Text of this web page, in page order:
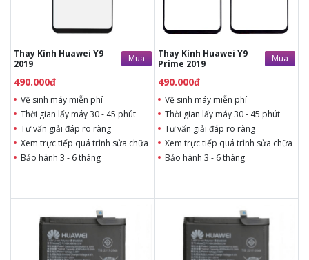
Thay Kính Huawei Y9
2019
Mua
490.000đ
Vệ sinh máy miễn phí
Thời gian lấy máy 30 - 45 phút
Tư vấn giải đáp rõ ràng
Xem trực tiếp quá trình sửa chữa
Bảo hành 3 - 6 tháng
Bảo hành 12 tháng
Thay Kính Huawei Y9
Prime 2019
Mua
490.000đ
Vệ sinh máy miễn phí
Thời gian lấy máy 30 - 45 phút
Tư vấn giải đáp rõ ràng
Xem trực tiếp quá trình sửa chữa
Bảo hành 3 - 6 tháng
kính thay
Bảo hành 12 tháng
490.000đ Liên hệ
Vệ sinh máy miễn phí
Thời gian lấy máy 30 - 45
490.000đ Liên hệ
Vệ sinh máy miễn phí
Thời gian lấy máy 30 - 45